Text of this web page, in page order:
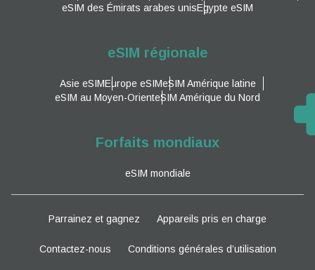
eSIM des Émirats arabes unisEgypte eSIM
eSIM régionale
Asie eSIMEurope eSIMeSIM Amérique latine
eSIM au Moyen-OrienteSIM Amérique du Nord
Forfaits mondiaux
eSIM mondiale
Parrainez et gagnez Appareils pris en charge
Contactez-nous Conditions générales d’utilisation